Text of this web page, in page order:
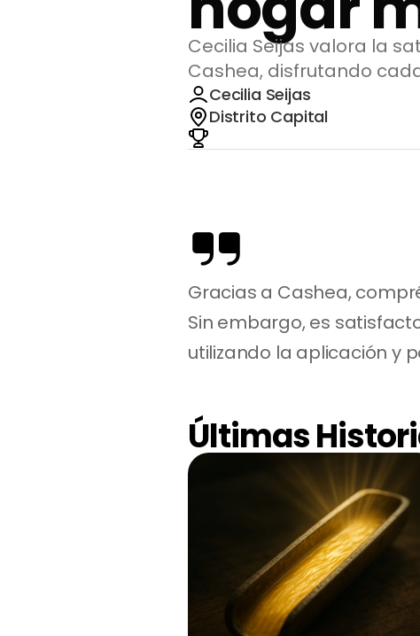
Cecilia Seijas valora la
Cashea, disfrutando
Cecilia Seijas
Distrito Capital
Gracias a Cashea,
Sin embargo, es
utilizando la aplicación y
Últimas